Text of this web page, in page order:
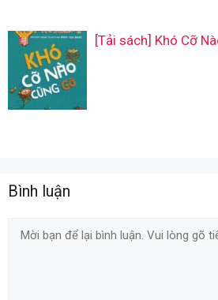
[Tải sách] Khó Cỡ
Bình luận
Comment